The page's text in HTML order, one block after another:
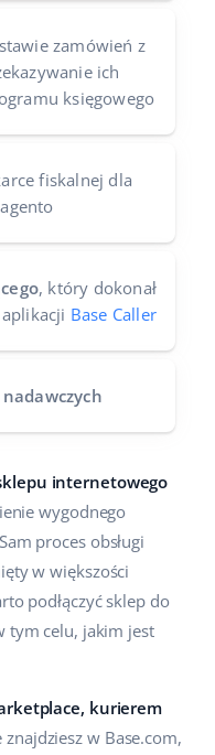
zamówień z
ich
księgowego
fiskalnej dla
, który dokonał
Base Caller
internetowego
wygodnego
proces obsługi
w większości
podłączyć sklep do
tym celu, jakim jest
kurierem
znajdziesz w Base.com,